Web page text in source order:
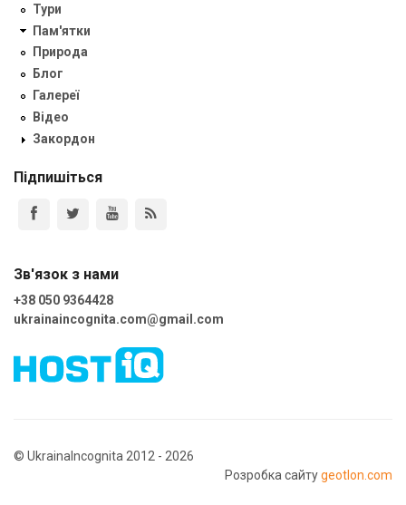
Тури
Пам'ятки
Природа
Блог
Галереї
Відео
Закордон
Підпишіться
Зв'язок з нами
+38 050 9364428
ukrainaincognita.com@gmail.com
© UkrainaIncognita 2012 - 2026
Розробка сайтуgeotlon.com